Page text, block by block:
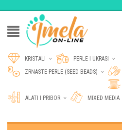
KRISTALI
PERLE I UKRASI
ZRNASTE PERLE (SEED BEADS)
ALATI I PRIBOR MIXED MEDIA